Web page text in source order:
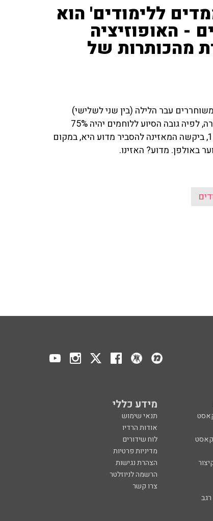
ללימודים' הוא
- האופוזיציה
מהכותרות של
עבר הלילה (בין שני לשלישי)
במליאת הכנסת, זאת לאחר שהאופוזיציה הסכימה להצעת פשרה, לפיה גובה הסיוע ללוחמים יהיה 75%
ממימון שכר הלימוד, במקום 66%. בשיחה עם גיא פלג ב־103fm, ביקשה המאזינה להסביר מדוע היא, במקום
באולפן. מדוע? האזינו.
מידע כללי
תנאי שימוש
אודות הרדיו
לוח שידורים
מדיניות פרטיות
הצהרת נגישות
הרשמה לניוזלטר
צרו קשר